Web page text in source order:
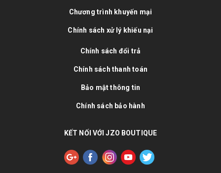
Chương trình khuyến mại
Chính sách xử lý khiếu nại
Chính sách đổi trả
Chính sách thanh toán
Bảo mật thông tin
Chính sách bảo hành
KẾT NỐI VỚI JZO BOUTIQUE